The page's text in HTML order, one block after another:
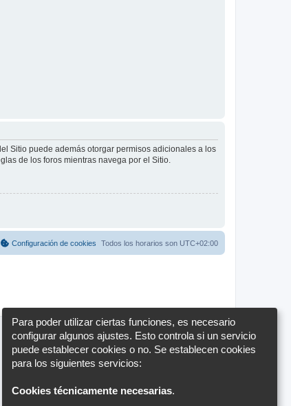
Sitio puede además otorgar permisos adicionales a los
de los foros mientras navega por el Sitio.
Todos los horarios son UTC+02:00
Configuración de cookies
Para poder utilizar ciertas funciones, es necesario
configurar algunos ajustes. Esto controla si un servicio
puede establecer cookies o no. Se establecen cookies
para los siguientes servicios:
Cookies técnicamente necesarias.